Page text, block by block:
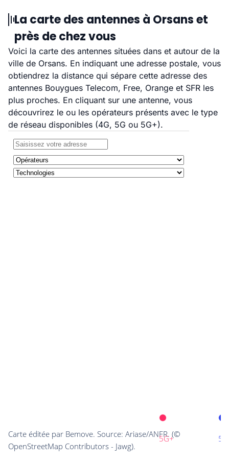
La carte des antennes à Orsans et
près de chez vous
Voici la carte des antennes situées dans et autour de la
ville de Orsans. En indiquant une adresse postale, vous
obtiendrez la distance qui sépare cette adresse des
antennes Bouygues Telecom, Free, Orange et SFR les
plus proches. En cliquant sur une antenne, vous
découvrirez le ou les opérateurs présents avec le type
de réseau disponibles (4G, 5G ou 5G+).